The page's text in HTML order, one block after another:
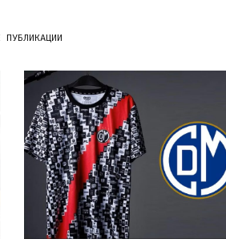
ПУБЛИКАЦИИ